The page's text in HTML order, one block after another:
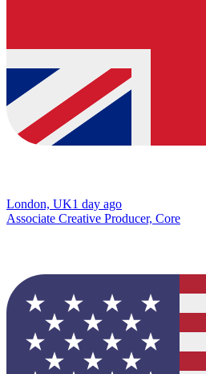
London, UK1 day ago
Associate Creative Producer, Core